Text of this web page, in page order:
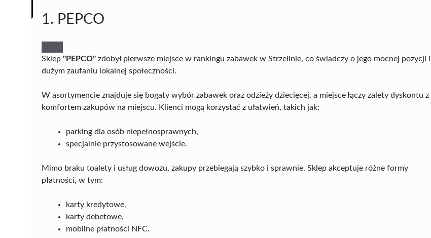
1. PEPCO
Sklep "PEPCO" zdobył pierwsze miejsce w rankingu zabawek w Strzelinie, co świadczy o jego mocnej pozycji i
dużym zaufaniu lokalnej społeczności.
W asortymencie znajduje się bogaty wybór zabawek oraz odzieży dziecięcej, a miejsce łączy zalety dyskontu z
komfortem zakupów na miejscu. Klienci mogą korzystać z ułatwień, takich jak:
parking dla osób niepełnosprawnych,
specjalnie przystosowane wejście.
Mimo braku toalety i usług dowozu, zakupy przebiegają szybko i sprawnie. Sklep akceptuje różne formy
płatności, w tym:
karty kredytowe,
karty debetowe,
mobilne płatności NFC.